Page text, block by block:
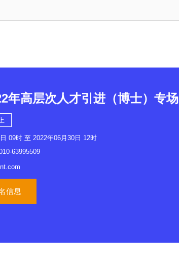
年高层次人才引进（博士）专场
09时 至 2022年06月30日 12时
63995509
信息